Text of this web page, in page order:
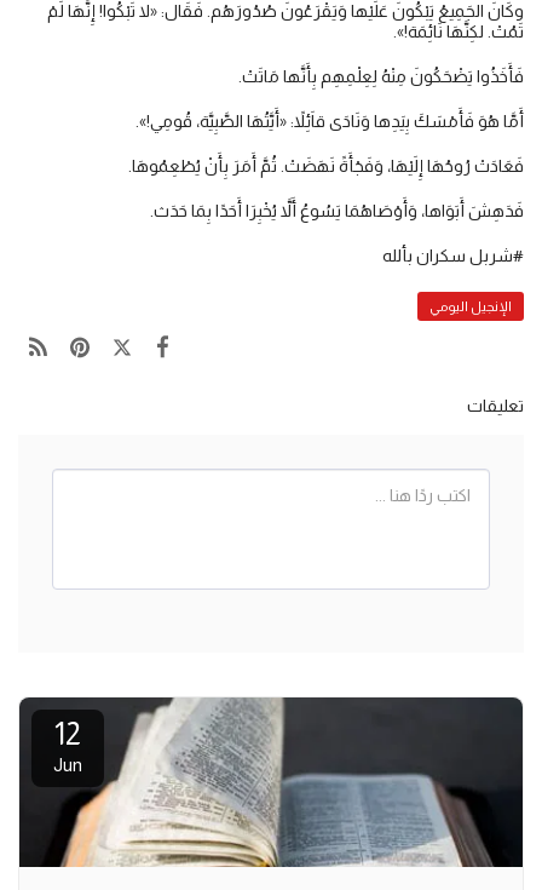
وكَانَ الجَمِيعُ يَبْكُونَ عَلَيْها وَيَقْرَعُونَ صُدُورَهُم. فَقَال: «لا تَبْكُوا! إِنَّهَا لَمْ
تَمُتْ. لكِنَّهَا نَائِمَة!».
فَأَخَذُوا يَضْحَكُونَ مِنْهُ لِعِلْمِهِم بِأَنَّها مَاتَتْ.
أَمَّا هُوَ فَأَمْسَكَ بِيَدِها وَنَادَى قاَئِلاً: «أَيَّتُهَا الصَّبِيَّة، قُومِي!».
فَعَادَتْ رُوحُهَا إِلَيْهَا، وَفَجْأَةً نَهَضَتْ. ثُمَّ أَمَرَ بِأَنْ يُطْعِمُوهَا.
فَدَهِشَ أَبَوَاها، وَأَوْصَاهُمَا يَسُوعُ أَلاَّ يُخْبِرَا أَحَدًا بِمَا حَدَث.
#شربل سكران بألله
الإنجيل اليومي
تعليقات
12
Jun